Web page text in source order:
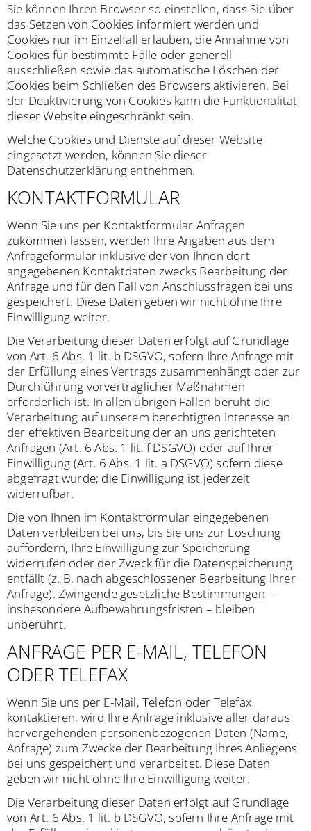
Sie können Ihren Browser so einstellen, dass Sie über
das Setzen von Cookies informiert werden und
Cookies nur im Einzelfall erlauben, die Annahme von
Cookies für bestimmte Fälle oder generell
ausschließen sowie das automatische Löschen der
Cookies beim Schließen des Browsers aktivieren. Bei
der Deaktivierung von Cookies kann die Funktionalität
dieser Website eingeschränkt sein.
Welche Cookies und Dienste auf dieser Website
eingesetzt werden, können Sie dieser
Datenschutzerklärung entnehmen.
KONTAKTFORMULAR
Wenn Sie uns per Kontaktformular Anfragen
zukommen lassen, werden Ihre Angaben aus dem
Anfrageformular inklusive der von Ihnen dort
angegebenen Kontaktdaten zwecks Bearbeitung der
Anfrage und für den Fall von Anschlussfragen bei uns
gespeichert. Diese Daten geben wir nicht ohne Ihre
Einwilligung weiter.
Die Verarbeitung dieser Daten erfolgt auf Grundlage
von Art. 6 Abs. 1 lit. b DSGVO, sofern Ihre Anfrage mit
der Erfüllung eines Vertrags zusammenhängt oder zur
Durchführung vorvertraglicher Maßnahmen
erforderlich ist. In allen übrigen Fällen beruht die
Verarbeitung auf unserem berechtigten Interesse an
der effektiven Bearbeitung der an uns gerichteten
Anfragen (Art. 6 Abs. 1 lit. f DSGVO) oder auf Ihrer
Einwilligung (Art. 6 Abs. 1 lit. a DSGVO) sofern diese
abgefragt wurde; die Einwilligung ist jederzeit
widerrufbar.
Die von Ihnen im Kontaktformular eingegebenen
Daten verbleiben bei uns, bis Sie uns zur Löschung
auffordern, Ihre Einwilligung zur Speicherung
widerrufen oder der Zweck für die Datenspeicherung
entfällt (z. B. nach abgeschlossener Bearbeitung Ihrer
Anfrage). Zwingende gesetzliche Bestimmungen –
insbesondere Aufbewahrungsfristen – bleiben
unberührt.
ANFRAGE PER E-MAIL, TELEFON
ODER TELEFAX
Wenn Sie uns per E-Mail, Telefon oder Telefax
kontaktieren, wird Ihre Anfrage inklusive aller daraus
hervorgehenden personenbezogenen Daten (Name,
Anfrage) zum Zwecke der Bearbeitung Ihres Anliegens
bei uns gespeichert und verarbeitet. Diese Daten
geben wir nicht ohne Ihre Einwilligung weiter.
Die Verarbeitung dieser Daten erfolgt auf Grundlage
von Art. 6 Abs. 1 lit. b DSGVO, sofern Ihre Anfrage mit